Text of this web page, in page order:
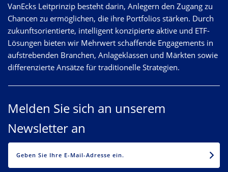
VanEcks Leitprinzip besteht darin, Anlegern den Zugang zu
Chancen zu ermöglichen, die ihre Portfolios stärken. Durch
zukunftsorientierte, intelligent konzipierte aktive und ETF-
Lösungen bieten wir Mehrwert schaffende Engagements in
aufstrebenden Branchen, Anlageklassen und Märkten sowie
differenzierte Ansätze für traditionelle Strategien.
Melden Sie sich an unserem
Newsletter an